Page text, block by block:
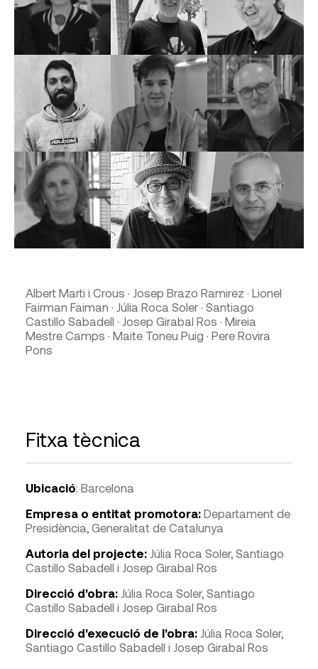
Albert Marti i Crous · Josep Brazo Ramirez · Lionel
Fairman Faiman · Júlia Roca Soler · Santiago
Castillo Sabadell · Josep Girabal Ros · Mireia
Mestre Camps · Maite Toneu Puig · Pere Rovira
Pons
Fitxa tècnica
Ubicació: Barcelona
Empresa o entitat promotora: Departament de
Presidència, Generalitat de Catalunya
Autoria del projecte: Júlia Roca Soler, Santiago
Castillo Sabadell i Josep Girabal Ros
Direcció d'obra: Júlia Roca Soler, Santiago
Castillo Sabadell i Josep Girabal Ros
Direcció d'execució de l'obra: Júlia Roca Soler,
Santiago Castillo Sabadell i Josep Girabal Ros